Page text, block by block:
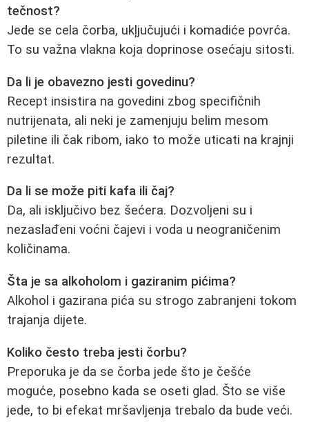
tečnost?
Jede se cela čorba, ukļjučujući i komadiće povrća.
To su važna vlakna koja doprinose osećaju sitosti.
Da li je obavezno jesti govedinu?
Recept insistira na govedini zbog specifičnih
nutrijenata, ali neki je zamenjuju belim mesom
piletine ili čak ribom, iako to može uticati na krajnji
rezultat.
Da li se može piti kafa ili čaj?
Da, ali isključivo bez šećera. Dozvoljeni su i
nezaslađeni voćni čajevi i voda u neograničenim
količinama.
Šta je sa alkoholom i gaziranim pićima?
Alkohol i gazirana pića su strogo zabranjeni tokom
trajanja dijete.
Koliko često treba jesti čorbu?
Preporuka je da se čorba jede što je češće
moguće, posebno kada se oseti glad. Što se više
jede, to bi efekat mršavljenja trebalo da bude veći.